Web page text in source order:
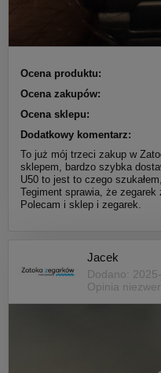
Ocena produktu:
Ocena zakupów:
Ocena sklepu:
Dodatkowy komentarz:
To już mój trzeci zakup w
sklepem, bardzo szybka
U50 to jest to czego
Tegiment sprawia, że zegarek
Polecam i sklep i zegarek.
Jacek
Dodano:
Opinia